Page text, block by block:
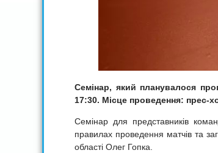
Семінар, який планувалося
17:30. Місце проведення: прес-
Семінар для представників
правилах проведення матчів та
області Олег Гопка.